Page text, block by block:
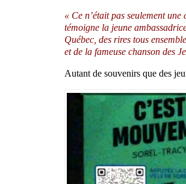
« Ce n’était pas seulement
témoigne la jeune
Québec, des rires tous
et de la fameuse chanson des
Autant de souvenirs que des